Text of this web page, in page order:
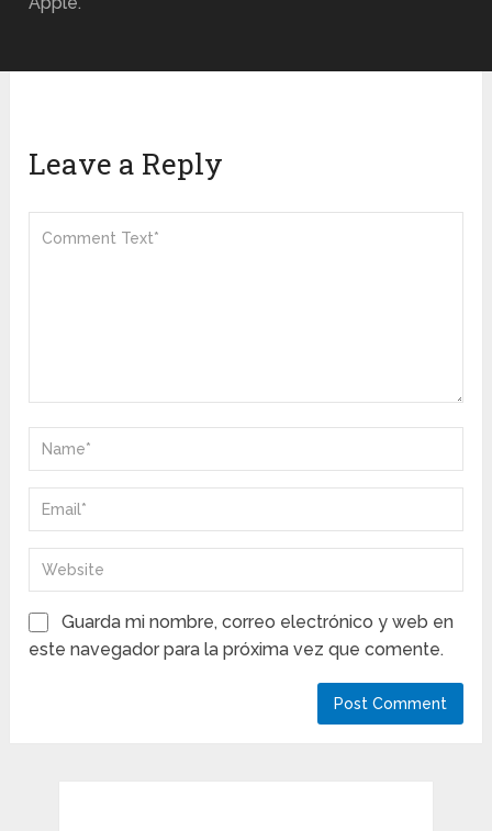
Leave a Reply
Guarda mi nombre, correo electrónico y web en
este navegador para la próxima vez que comente.